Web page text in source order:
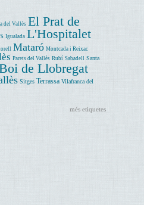
del Vallès El Prat de
Igualada L'Hospitalet
Mataró Montcada i Reixac
Parets del Vallès Rubí Sabadell Santa
de Llobregat
Sitges Terrassa Vilafranca del
més etiquetes